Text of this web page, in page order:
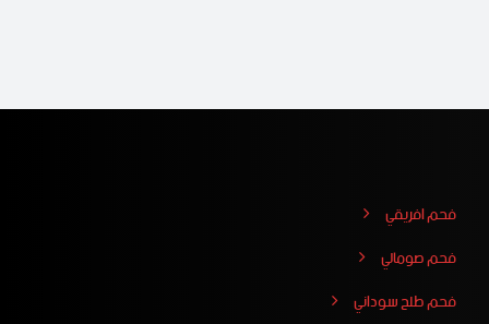
فحم افريقي
فحم صومالي
فحم طلح سوداني